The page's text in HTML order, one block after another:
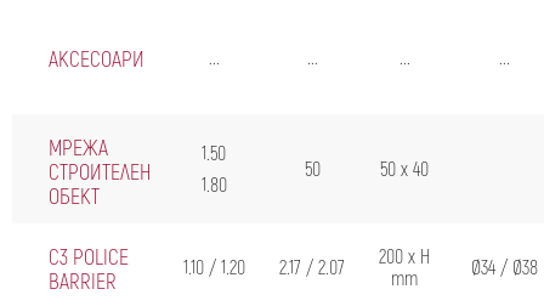
АКСЕСОАРИ
МРЕЖА
СТРОИТЕЛЕН
ОБЕКТ
1.50
1.80
50 50 x 40
C3 POLICE
BARRIER
1.10 / 1.20 2.17 / 2.07
200 x H
mm
Ø34 / Ø38